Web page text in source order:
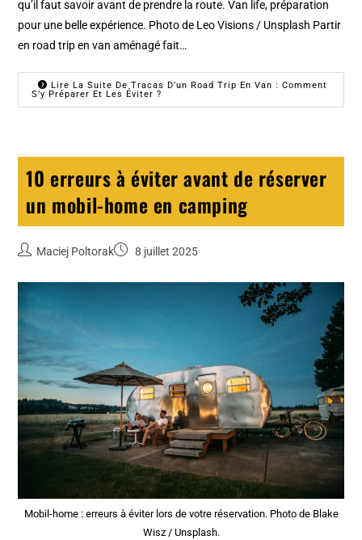
qu’il faut savoir avant de prendre la route. Van life, préparation
pour une belle expérience. Photo de Leo Visions / Unsplash Partir
en road trip en van aménagé fait…
Lire La Suite De Tracas D’un Road Trip En Van : Comment
S’y Préparer Et Les Éviter ?
10 erreurs à éviter avant de réserver
un mobil-home en camping
Maciej Poltorak 8 juillet 2025
Mobil-home : erreurs à éviter lors de votre réservation. Photo de Blake
Wisz / Unsplash.